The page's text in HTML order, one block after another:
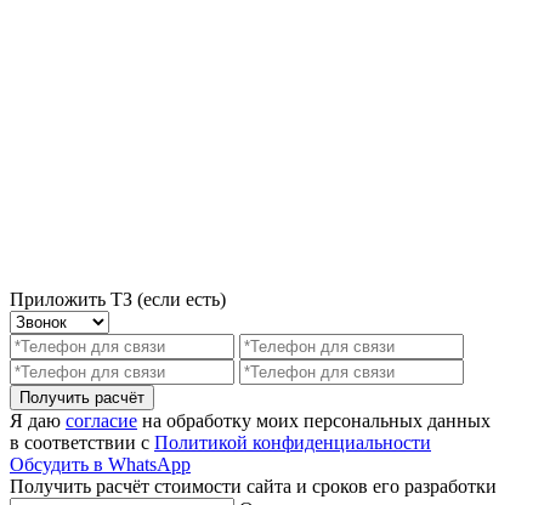
Приложить ТЗ (если есть)
Получить расчёт
Я даю согласие на обработку моих персональных данных
в соответствии с Политикой конфиденциальности
Обсудить в WhatsApp
Получить расчёт стоимости сайта и сроков его разработки